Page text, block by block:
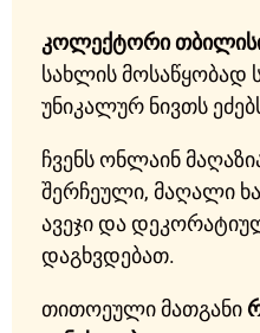
კოლექტორი
სახლის მოსაწყობად
უნიკალურ ნივთს
ჩვენს ონლაინ
შერჩეული, მაღალი
ავეჯი და
დაგხვდებათ.
თითოეული მათგანი